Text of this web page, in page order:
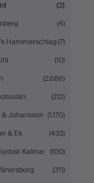
(2)
(4)
Hammerschlag(7)
(10)
(2.686)
(212)
Johansson (1.170)
& Ek
(433)
Kalmar (100)
(311)